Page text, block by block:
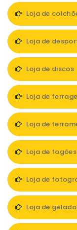
Loja de
Loja de
Loja de discos
Loja de
Loja de
Loja de
Loja de
Loja de